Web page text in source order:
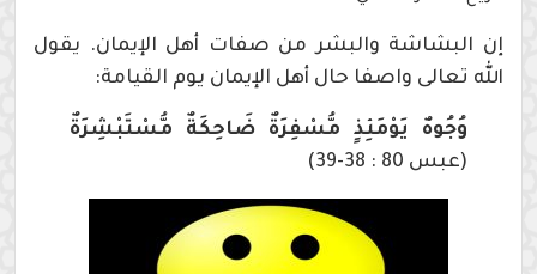
إن البشاشة والبشر من صفات أهل الإيمان. يقول
الله تعالى واصفا حال أهل الإيمان يوم القيامة:
وُجُوهٌ يَوْمَئِذٍ مُّسْفِرَةٌ ضَاحِكَةٌ مُّسْتَبْشِرَةٌ
(عبس 80 : 38-39)